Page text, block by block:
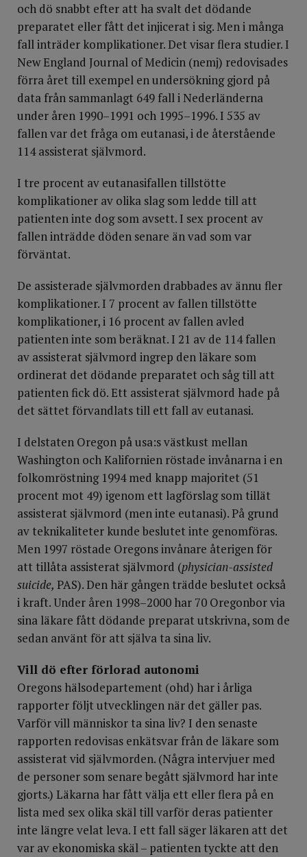
och dö snabbt efter att ha svalt det dödande
preparatet eller fått det injicerat i sig. Men i många
fall inträder komplikationer. Det visar flera studier. I
New England Journal of Medicin (nemj) redovisades
förra året till exempel en undersökning gjord på
data från sammanlagt 649 fall i Nederländerna
under åren 1990–1991 och 1995–1996. I 535 av
fallen var det fråga om eutanasi, i de återstående
114 assisterat självmord.
I tre procent av eutanasifallen tillstötte
komplikationer av olika slag som ledde till att
patienten inte dog som avsett. I sex procent av
fallen inträdde döden senare än vad som var
förväntat.
De assisterade självmorden drabbades av ännu fler
komplikationer. I 7 procent av fallen tillstötte
komplikationer, i 16 procent av fallen avled
patienten inte som beräknat. I 21 av de 114 fallen
av assisterat självmord ingrep den läkare som
ordinerat det dödande preparatet och såg till att
patienten fick dö. Ett assisterat självmord hade på
det sättet förvandlats till ett fall av eutanasi.
I delstaten Oregon på usa:s västkust mellan
Washington och Kalifornien röstade invånarna i en
folkomröstning 1994 med knapp majoritet (51
procent mot 49) igenom ett lagförslag som tillät
assisterat självmord (men inte eutanasi). På grund
av teknikaliteter kunde beslutet inte genomföras.
Men 1997 röstade Oregons invånare återigen för
att tillåta assisterat självmord (physician-assisted
suicide, PAS). Den här gången trädde beslutet också
i kraft. Under åren 1998–2000 har 70 Oregonbor via
sina läkare fått dödande preparat utskrivna, som de
sedan använt för att själva ta sina liv.
Vill dö efter förlorad autonomi
Oregons hälsodepartement (ohd) har i årliga
rapporter följt utvecklingen när det gäller pas.
Varför vill människor ta sina liv? I den senaste
rapporten redovisas enkätsvar från de läkare som
assisterat vid självmorden. (Några intervjuer med
de personer som senare begått självmord har inte
gjorts.) Läkarna har fått välja ett eller flera på en
lista med sex olika skäl till varför deras patienter
inte längre velat leva. I ett fall säger läkaren att det
var av ekonomiska skäl – patienten tyckte att den